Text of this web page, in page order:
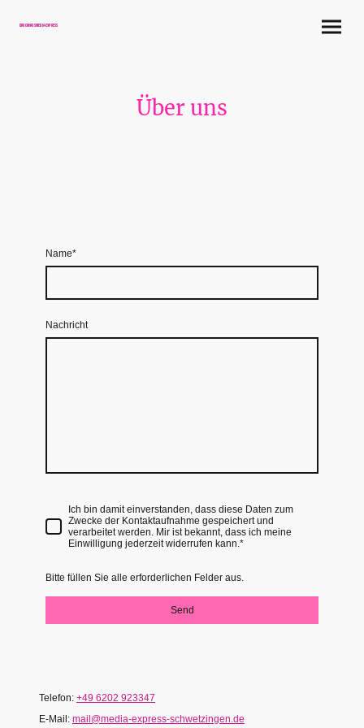
Druckhaus Media-Express
Über uns
Name*
Nachricht
Ich bin damit einverstanden, dass diese Daten zum
Zwecke der Kontaktaufnahme gespeichert und
verarbeitet werden. Mir ist bekannt, dass ich meine
Einwilligung jederzeit widerrufen kann.*
Bitte füllen Sie alle erforderlichen Felder aus.
Send
Telefon: +49 6202 923347
E-Mail: mail@media-express-schwetzingen.de